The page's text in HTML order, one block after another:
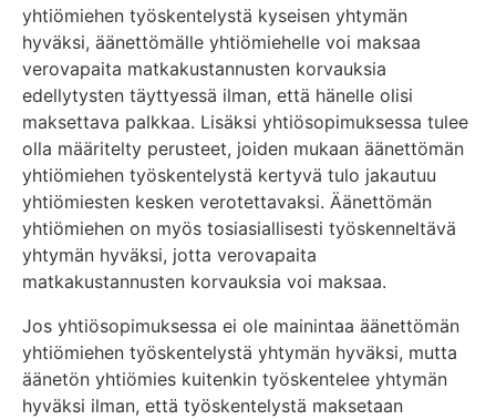
yhtiömiehen työskentelystä kyseisen yhtymän
hyväksi, äänettömälle yhtiömiehelle voi maksaa
verovapaita matkakustannusten korvauksia
edellytysten täyttyessä ilman, että hänelle olisi
maksettava palkkaa. Lisäksi yhtiösopimuksessa tulee
olla määritelty perusteet, joiden mukaan äänettömän
yhtiömiehen työskentelystä kertyvä tulo jakautuu
yhtiömiesten kesken verotettavaksi. Äänettömän
yhtiömiehen on myös tosiasiallisesti työskenneltävä
yhtymän hyväksi, jotta verovapaita
matkakustannusten korvauksia voi maksaa.
Jos yhtiösopimuksessa ei ole mainintaa äänettömän
yhtiömiehen työskentelystä yhtymän hyväksi, mutta
äänetön yhtiömies kuitenkin työskentelee yhtymän
hyväksi ilman, että työskentelystä maksetaan